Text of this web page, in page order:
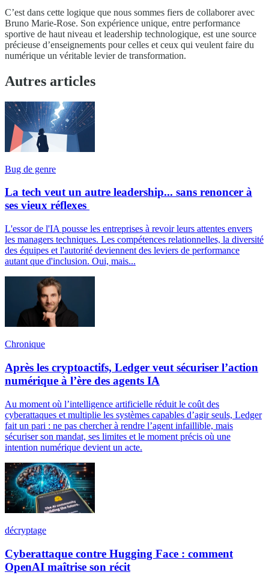
C’est dans cette logique que nous sommes fiers de collaborer avec
Bruno Marie-Rose. Son expérience unique, entre performance
sportive de haut niveau et leadership technologique, est une source
précieuse d’enseignements pour celles et ceux qui veulent faire du
numérique un véritable levier de transformation.
Autres articles
Bug de genre
La tech veut un autre leadership... sans renoncer à
ses vieux réflexes
L'essor de l'IA pousse les entreprises à revoir leurs attentes envers
les managers techniques. Les compétences relationnelles, la diversité
des équipes et l'autorité deviennent des leviers de performance
autant que d'inclusion. Oui, mais...
Chronique
Après les cryptoactifs, Ledger veut sécuriser l’action
numérique à l’ère des agents IA
Au moment où l’intelligence artificielle réduit le coût des
cyberattaques et multiplie les systèmes capables d’agir seuls, Ledger
fait un pari : ne pas chercher à rendre l’agent infaillible, mais
sécuriser son mandat, ses limites et le moment précis où une
intention numérique devient un acte.
décryptage
Cyberattaque contre Hugging Face : comment
OpenAI maîtrise son récit